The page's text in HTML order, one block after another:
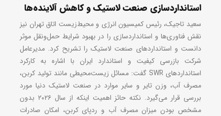
استانداردسازی صنعت لاستیک و کاهش آلاینده‌ها
سعید تاجیک، رئیس کمیسیون انرژی و محیط‌زیست اتاق تهران نیز
نقش فناوری‌‌ها و استانداردسازی را در بهبود شرایط حمل‌ونقل موثر
دانست و استانداردهای صنعت لاستیک را تشریح کرد. مدیرعامل
شرکت بازرسی کیفیت و استاندارد ایران با اشاره به کارکرد
استانداردهای SWR گفت: مسائل زیست‌محیطی مانند تولید کربن،
مصرف آب، وزن تایر و سایر موارد در صنعت لاستیک دنیا مورد
بررسی قرار می‌گیرد. نکته حائز اهمیت اینکه از سال ۲۰۲۶ بدون
مشخص بودن میزان مصرف آب و ردپای کربن، امکان صادرات